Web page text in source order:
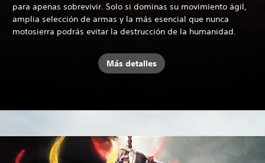
para apenas sobrevivir. Solo si dominas su movimiento ágil,
amplia selección de armas y la más esencial que nunca
motosierra podrás evitar la destrucción de la humanidad.
Más detalles